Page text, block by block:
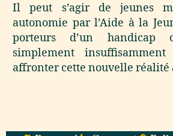
Il peut s’agir de jeunes
autonomie par l’Aide à la
porteurs d’un handicap
simplement
affronter cette nouvelle réalité